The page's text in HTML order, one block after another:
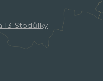
13-Stodůlky